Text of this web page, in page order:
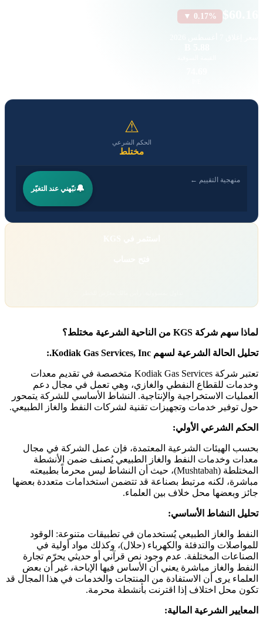
▼ 0.17%
⚠
الحكم الشرعي
مختلط
منهجية التقييم ←
🔔نبّهني عند التغيّر
لماذا سهم شركة KGS من الناحية الشرعية مختلط؟
تحليل الحالة الشرعية لسهم Kodiak Gas Services, Inc.:
تعتبر شركة Kodiak Gas Services متخصصة في تقديم معدات
وخدمات للقطاع النفطي والغازي، وهي تعمل في مجال دعم
العمليات الاستخراجية والإنتاجية. النشاط الأساسي للشركة يتمحور
حول توفير خدمات وتجهيزات تقنية لشركات النفط والغاز الطبيعي.
الحكم الشرعي الأولي:
بحسب الهيئات الشرعية المعتمدة، فإن عمل الشركة في مجال
معدات وخدمات النفط والغاز الطبيعي يُصنف ضمن الأنشطة
المختلطة (Mushtabah)، حيث أن النشاط ليس محرماً بطبيعته
مباشرة، لكنه مرتبط بصناعة قد تتضمن استخدامات متعددة بعضها
جائز وبعضها محل خلاف بين العلماء.
تحليل النشاط الأساسي:
النفط والغاز الطبيعي يُستخدمان في تطبيقات متنوعة: الوقود
للمواصلات والتدفئة والكهرباء (حلال)، وكذلك مواد أولية في
الصناعات المختلفة. عدم وجود نص قرآني أو حديثي يحرّم تجارة
النفط والغاز مباشرة يعني أن الأساس فيها الإباحة، غير أن بعض
العلماء يرى أن الاستفادة من المنتجات والخدمات في هذا المجال قد
تكون محل اختلاف إذا اقترنت بأنشطة محرمة.
المعايير الشرعية المالية: